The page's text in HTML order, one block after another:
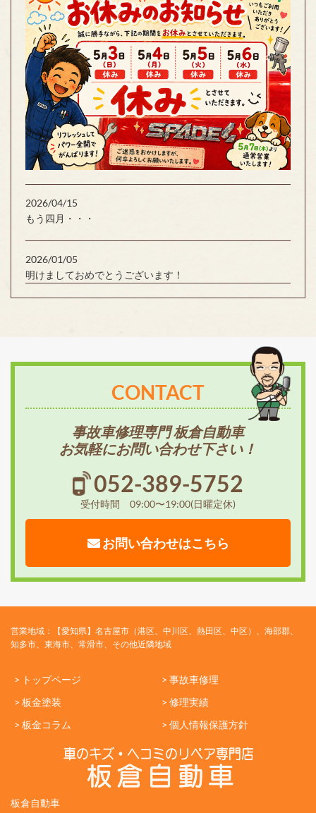
2026/04/15
もう四月・・・
2026/01/05
明けましておめでとうございます！
CONTACT
事故車修理専門 板倉自動車
お気軽にお問い合わせ下さい！
052-389-5752
受付時間 09:00〜19:00(日曜定休)
お問い合わせはこちら
営業地域：【愛知県】名古屋市（港区、中川区、熱田区、中区）、海部郡、
知多市、東海市、常滑市、その他近隣地域
> トップページ
> 事故車修理
> 板金塗装
> 修理実績
> 板金コラム
> 個人情報保護方針
板倉自動車